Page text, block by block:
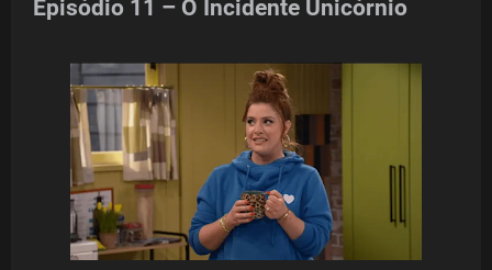
Episódio 11 – O Incidente Unicórnio